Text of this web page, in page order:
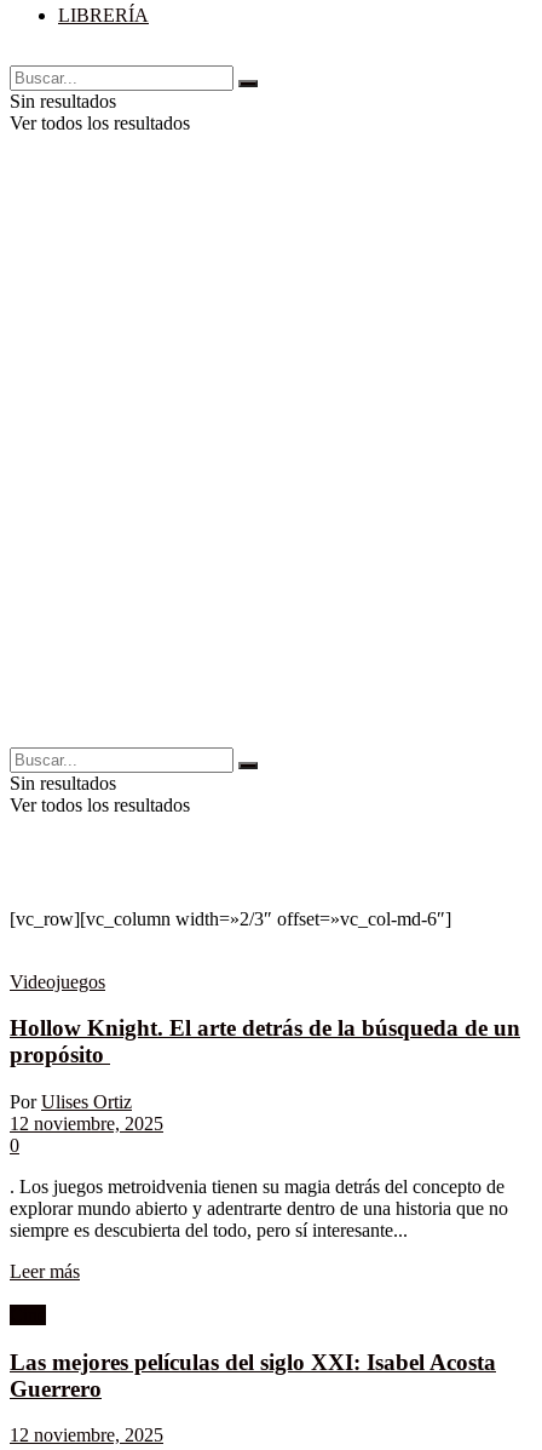
LIBRERÍA
Sin resultados
Ver todos los resultados
Sin resultados
Ver todos los resultados
[vc_row][vc_column width=»2/3″ offset=»vc_col-md-6″]
Videojuegos
Hollow Knight. El arte detrás de la búsqueda de un
propósito
Por Ulises Ortiz
12 noviembre, 2025
0
. Los juegos metroidvenia tienen su magia detrás del concepto de
explorar mundo abierto y adentrarte dentro de una historia que no
siempre es descubierta del todo, pero sí interesante...
Leer más
Las mejores películas del siglo XXI: Isabel Acosta
Guerrero
12 noviembre, 2025